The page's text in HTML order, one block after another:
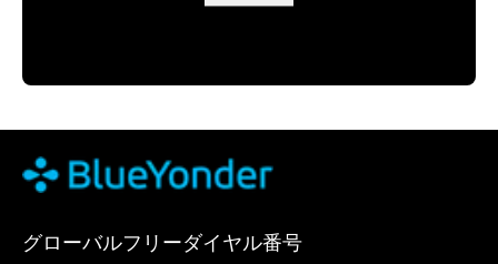
グローバルフリーダイヤル番号